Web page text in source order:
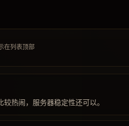
在列表顶部
较热闹，服务器稳定性还可以。